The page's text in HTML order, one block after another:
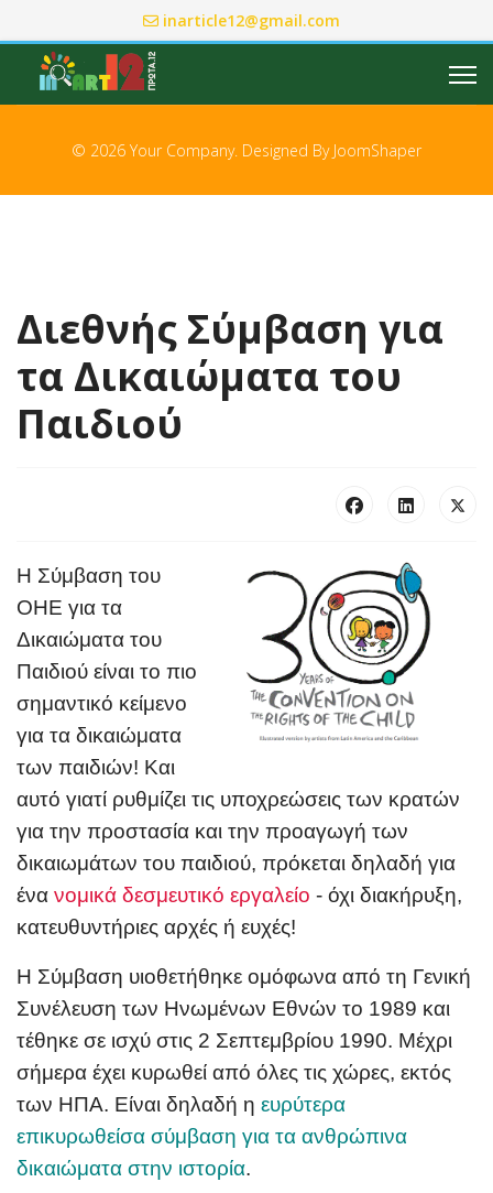
inarticle12@gmail.com
© 2026 Your Company. Designed By JoomShaper
Διεθνής Σύμβαση για
τα Δικαιώματα του
Παιδιού
Η Σύμβαση του
ΟΗΕ για τα
Δικαιώματα του
Παιδιού είναι το πιο
σημαντικό κείμενο
για τα δικαιώματα
των παιδιών! Και
αυτό γιατί ρυθμίζει τις υποχρεώσεις των κρατών
για την προστασία και την προαγωγή των
δικαιωμάτων του παιδιού, πρόκεται δηλαδή για
ένα νομικά δεσμευτικό εργαλείο - όχι διακήρυξη,
κατευθυντήριες αρχές ή ευχές!
Η Σύμβαση υιοθετήθηκε ομόφωνα από τη Γενική
Συνέλευση των Ηνωμένων Εθνών το 1989 και
τέθηκε σε ισχύ στις 2 Σεπτεμβρίου 1990. Μέχρι
σήμερα έχει κυρωθεί από όλες τις χώρες, εκτός
των ΗΠΑ. Είναι δηλαδή η ευρύτερα
επικυρωθείσα σύμβαση για τα ανθρώπινα
δικαιώματα στην ιστορία.